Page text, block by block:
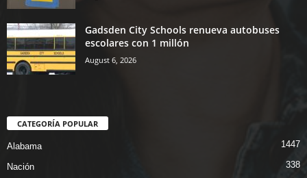
Gadsden City Schools renueva autobuses
escolares con 1 millón
August 6, 2026
CATEGORÍA POPULAR
Alabama 1447
Nación 338